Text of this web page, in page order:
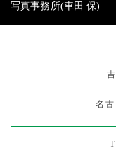
写真事務所(車田 保)
名